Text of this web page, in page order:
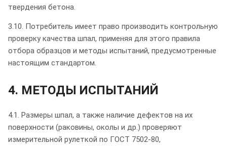
твердения бетона.
3.10. Потребитель имеет право производить контрольную
проверку качества шпал, применяя для этого правила
отбора образцов и методы испытаний, предусмотренные
настоящим стандартом.
4. МЕТОДЫ ИСПЫТАНИЙ
4.1. Размеры шпал, а также наличие дефектов на их
поверхности (раковины, околы и др.) проверяют
измерительной рулеткой по ГОСТ 7502-80,